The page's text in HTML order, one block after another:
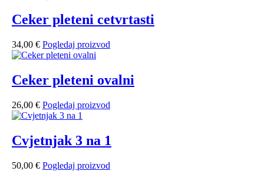
Ceker pleteni cetvrtasti
34,00 € Pogledaj proizvod
Ceker pleteni ovalni
26,00 € Pogledaj proizvod
Cvjetnjak 3 na 1
50,00 € Pogledaj proizvod